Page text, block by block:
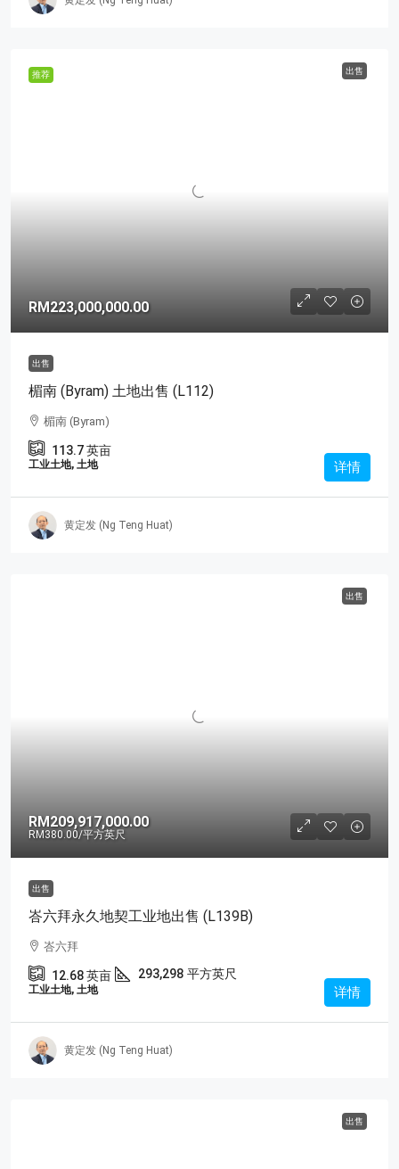
推荐 出售
RM223,000,000.00
出售
楣南 (Byram) 土地出售 (L112)
楣南 (Byram)
113.7英亩
工业土地, 土地 详情
黄定发 (Ng Teng Huat)
出售
RM209,917,000.00
RM380.00/平方英尺
出售
峇六拜永久地契工业地出售 (L139B)
峇六拜
12.68英亩 293,298 平方英尺
工业土地, 土地 详情
黄定发 (Ng Teng Huat)
出售